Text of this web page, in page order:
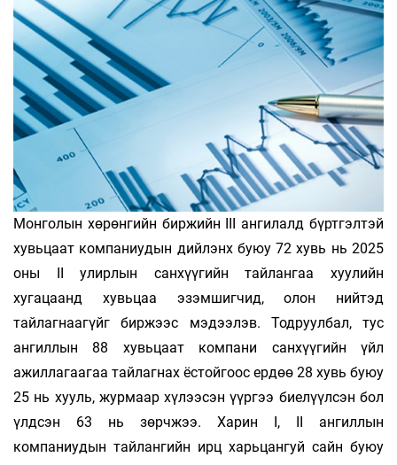
Монголын хөрөнгийн биржийн III ангилалд бүртгэлтэй
хувьцаат компаниудын дийлэнх буюу 72 хувь нь 2025
оны II улирлын санхүүгийн тайлангаа хуулийн
хугацаанд хувьцаа эзэмшигчид, олон нийтэд
тайлагнаагүйг биржээс мэдээлэв. Тодруулбал, тус
ангиллын 88 хувьцаат компани санхүүгийн үйл
ажиллагаагаа тайлагнах ёстойгоос ердөө 28 хувь буюу
25 нь хууль, журмаар хүлээсэн үүргээ биелүүлсэн бол
үлдсэн 63 нь зөрчжээ. Харин I, II ангиллын
компаниудын тайлангийн ирц харьцангуй сайн буюу